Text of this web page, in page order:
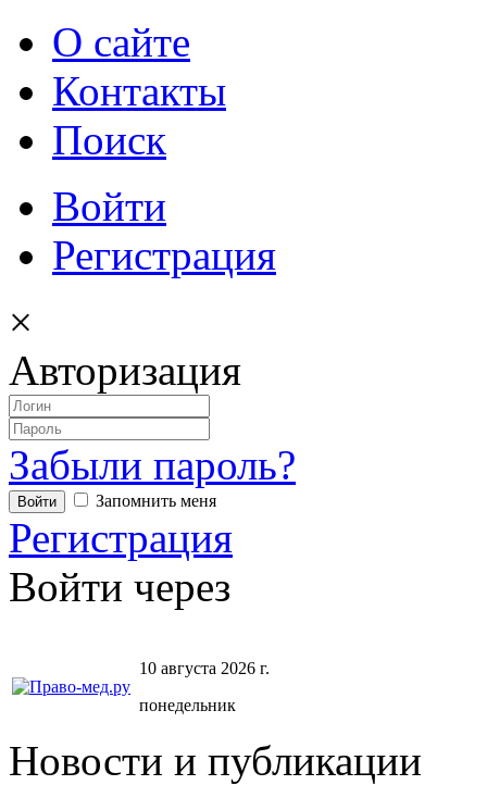
О сайте
Контакты
Поиск
Войти
Регистрация
×
Авторизация
Забыли пароль?
Запомнить меня
Регистрация
Войти через
10 августа 2026 г.
понедельник
Новости и публикации